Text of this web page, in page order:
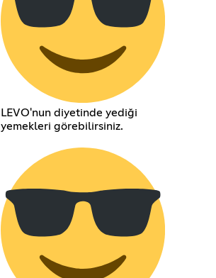
LEVO'nun diyetinde yediği
yemekleri görebilirsiniz.